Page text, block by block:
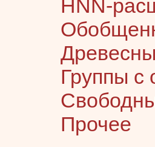
HNN-
Группы
Прочее